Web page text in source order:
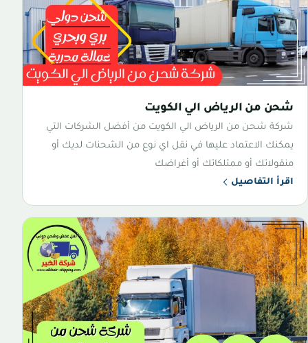
شحن من الرياض الي الكويت
شركة شحن من الرياض الي الكويت من أفضل الشركات التي
يمكنك الاعتماد عليها في نقل اي نوع من الشحنات لديك أو
منقولاتك أو ممتلكاتك أو أغراضك
اقرأ التفاصيل